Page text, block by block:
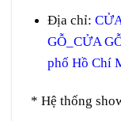
Địa chỉ:
GỖ_CỬA
phố Hồ Chí
* Hệ thống